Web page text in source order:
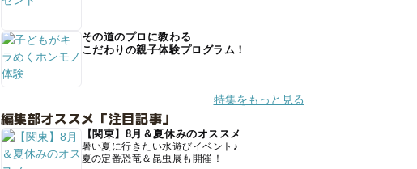
その道のプロに教わる
こだわりの親子体験プログラム！
特集をもっと見る
編集部オススメ「注目記事」
【関東】8月＆夏休みのオススメ
暑い夏に行きたい水遊びイベント♪
夏の定番恐竜＆昆虫展も開催！